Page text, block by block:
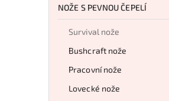
NOŽE S PEVNOU ČEPELÍ
Survival nože
Bushcraft nože
Pracovní nože
Lovecké nože